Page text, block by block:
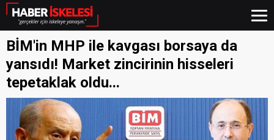
BİM'in MHP ile kavgası borsaya da
yansıdı! Market zincirinin hisseleri
tepetaklak oldu...